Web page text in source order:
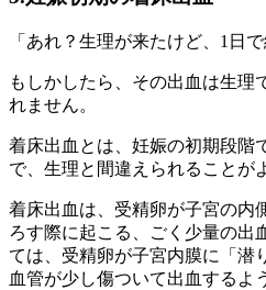
「あれ？生理が来たけど、1日
もしかしたら、 その出血は生理
れません。
着床出血とは、妊娠の初期段階
で、生理と間違えられることが
着床出血は、受精卵が子宮の内
ろす際に起こる、ごく少量の出
ては、受精卵が子宮内膜に「潜
血管が少し傷ついて出血するよ